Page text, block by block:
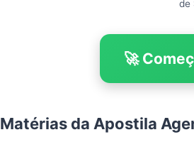
de
🚀
Matérias da Apostila